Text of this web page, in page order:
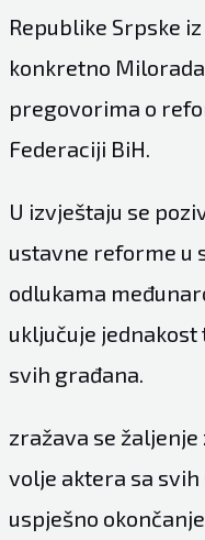
Republike Srpske
konkretno Milorada
pregovorima o
Federaciji BiH.
U izvještaju se
ustavne reforme u
odlukama
uključuje
svih građana.
zražava se
volje aktera sa
uspješno